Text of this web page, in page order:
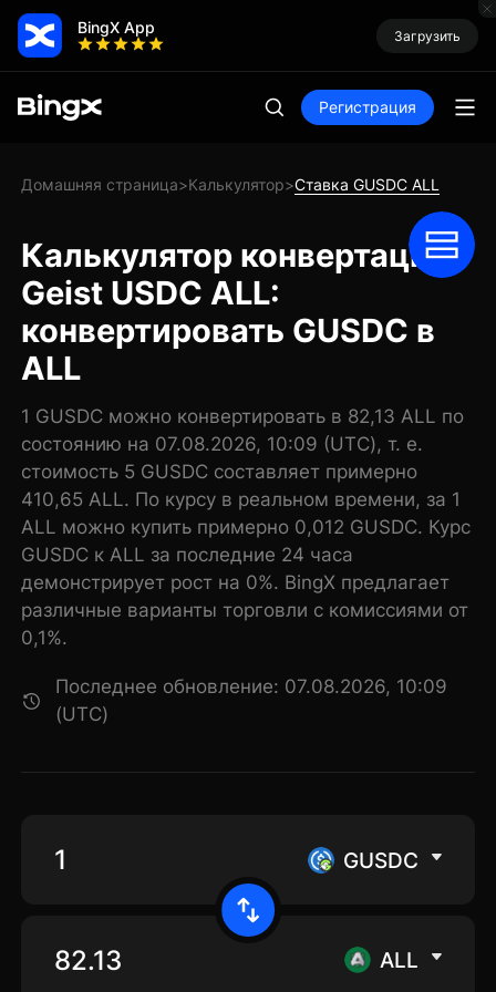
BingX App Загрузить
Регистрация
Домашняя страница>Калькулятор>Ставка GUSDC ALL
Калькулятор конвертации
Geist USDC ALL:
конвертировать GUSDC в
ALL
1 GUSDC можно конвертировать в 82,13 ALL по
состоянию на 07.08.2026, 10:09 (UTC), т. е.
стоимость 5 GUSDC составляет примерно
410,65 ALL. По курсу в реальном времени, за 1
ALL можно купить примерно 0,012 GUSDC. Курс
GUSDC к ALL за последние 24 часа
демонстрирует рост на 0%. BingX предлагает
различные варианты торговли с комиссиями от
0,1%.
Последнее обновление: 07.08.2026, 10:09
(UTC)
GUSDC
ALL